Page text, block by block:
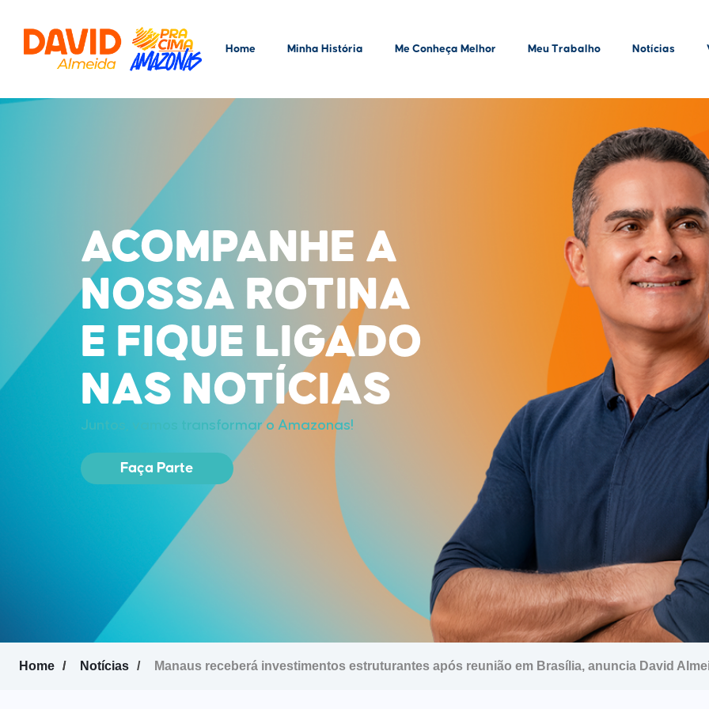
Home Minha História Me Conheça Melhor Meu Trabalho Notícias
ACOMPANHE A
NOSSA ROTINA
E FIQUE LIGADO
NAS NOTÍCIAS
Juntos, vamos transformar o Amazonas!
Faça Parte
Home Notícias Manaus receberá investimentos estruturantes após reunião em Brasília, anuncia David